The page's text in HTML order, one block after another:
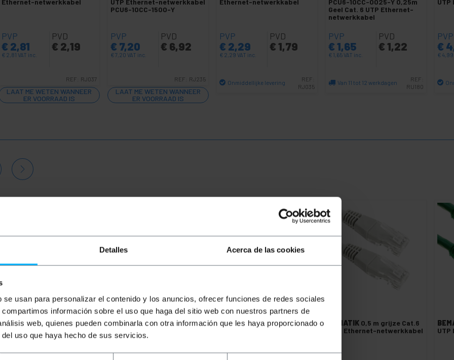
Detalles Acerca de las cookies
usan para personalizar el contenido y los anuncios, ofrecer funciones de redes sociales
información sobre el uso que haga del sitio web con nuestros partners de
web, quienes pueden combinarla con otra información que les haya proporcionado o
uso que haya hecho de sus servicios.
PVP
€ 2,81
€ 2,81 VAT inc.
PVD
€ 2,19
REF: RJ037
LAAT ME WETEN WANNEER
ER VOORRAAD IS
PCU6-10CC-1500-Y
PVP
€ 7,20
€7,20 VAT inc.
PVD
€ 6,92
REF: RJ235
LAAT ME WETEN WANNEER
ER VOORRAAD IS
PVP
€ 2,29
€ 2,29 VAT inc.
PVD
€ 1,79
Onmiddellijke levering
REF:
RJ035
Geel Cat. 6 UTP Ethernet-
netwerkkabel
PVP
€ 1,65
€ 1,65VAT inc.
PVD
€ 1,22
Van 11 tot 12 werkdagen
REF:
RU180
PVP
€
€ 4,99
BEMATIK0,5 m rode Cat.6
UTP Ethernet-netwerkkabel
BEMATIK 0,25 m gele Cat.6
UTP Ethernet-netwerkkabel
BEMATIK0,5 m blauwe
Cat.6 UTP Ethernet-
BEMATIK 0,5 m grijze Cat.6
UTP Ethernet-netwerkkabel